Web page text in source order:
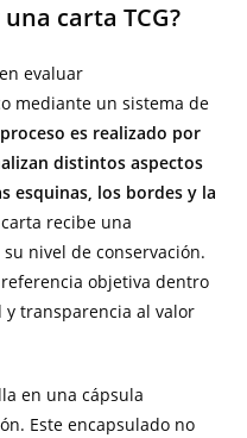
carta TCG?
evaluar
mediante un sistema de
es realizado por
distintos aspectos
esquinas, los bordes y la
recibe una
nivel de conservación.
objetiva dentro
transparencia al valor
en una cápsula
Este encapsulado no